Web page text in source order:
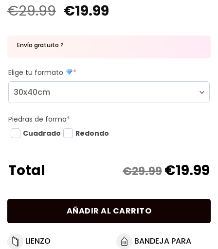
€29.99 €19.99
Envío gratuito ?
Elige tu formato *
Piedras de forma*
Cuadrado
Redondo
Total €29.99€19.99
AÑADIR AL CARRITO
LIENZO
BANDEJA PARA